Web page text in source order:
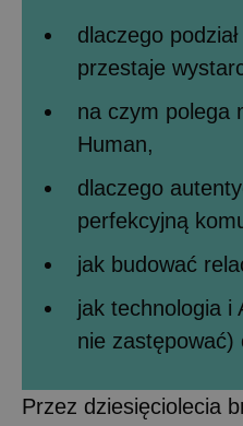
dlaczego
przestaje
na czym polega
Human,
dlaczego
perfekcyjną
jak budować
jak technologia i
nie zastępować)
Przez dziesięciolecia